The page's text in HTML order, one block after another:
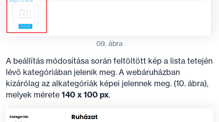
09. ábra
A beállítás módosítása során feltöltött kép a lista tetején
lévő kategóriában jelenik meg. A webáruházban
kizárólag az alkategóriák képei jelennek meg. (10. ábra),
melyek mérete 140 x 100 px.